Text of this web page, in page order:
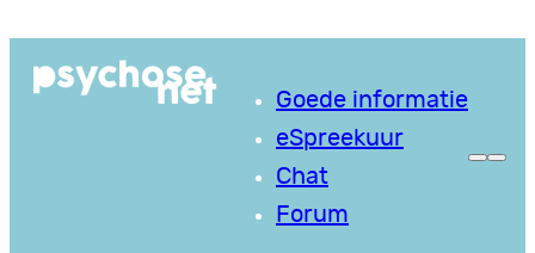
naar
Goede informatie
eSpreekuur
Chat
Forum